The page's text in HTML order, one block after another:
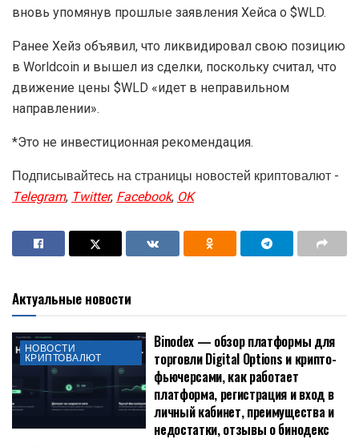
вновь упомянув прошлые заявления Хейса о $WLD.
Ранее Хейз объявил, что ликвидировал свою позицию
в Worldcoin и вышел из сделки, поскольку считал, что
движение цены $WLD «идет в неправильном
направлении».
*Это не инвестиционная рекомендация.
Подписывайтесь на страницы новостей криптовалют -
Telegram, Twitter, Facebook, OK
Актуальные новости
НОВОСТИ
КРИПТОВАЛЮТ
Binodex — обзор платформы для
торговли Digital Options и крипто-
фьючерсами, как работает
платформа, регистрация и вход в
личный кабинет, преимущества и
недостатки, отзывы о бинодекс